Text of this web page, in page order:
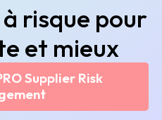
risque pour
et mieux
Supplier Risk